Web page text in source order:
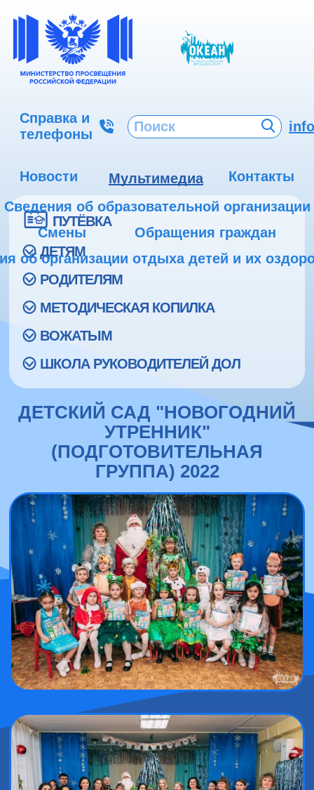
Справка и
телефоны
Новости Мультимедиа
Контакты
Сведения об образовательной организации
Смены
Обращения граждан
об организации отдыха детей и их
ПУТЁВКА
ДЕТЯМ
РОДИТЕЛЯМ
МЕТОДИЧЕСКАЯ КОПИЛКА
ВОЖАТЫМ
ШКОЛА РУКОВОДИТЕЛЕЙ ДОЛ
ДЕТСКИЙ САД "НОВОГОДНИЙ
УТРЕННИК"
(ПОДГОТОВИТЕЛЬНАЯ
ГРУППА) 2022